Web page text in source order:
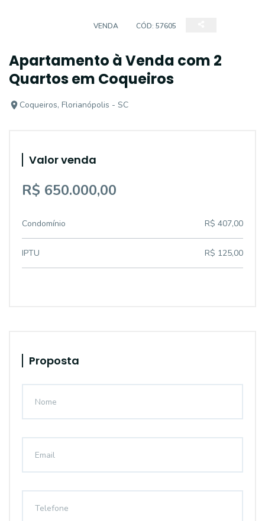
VENDA CÓD: 57605
Apartamento à Venda com 2
Quartos em Coqueiros
Coqueiros, Florianópolis - SC
Valor venda
R$ 650.000,00
Condomínio R$ 407,00
IPTU R$ 125,00
Proposta